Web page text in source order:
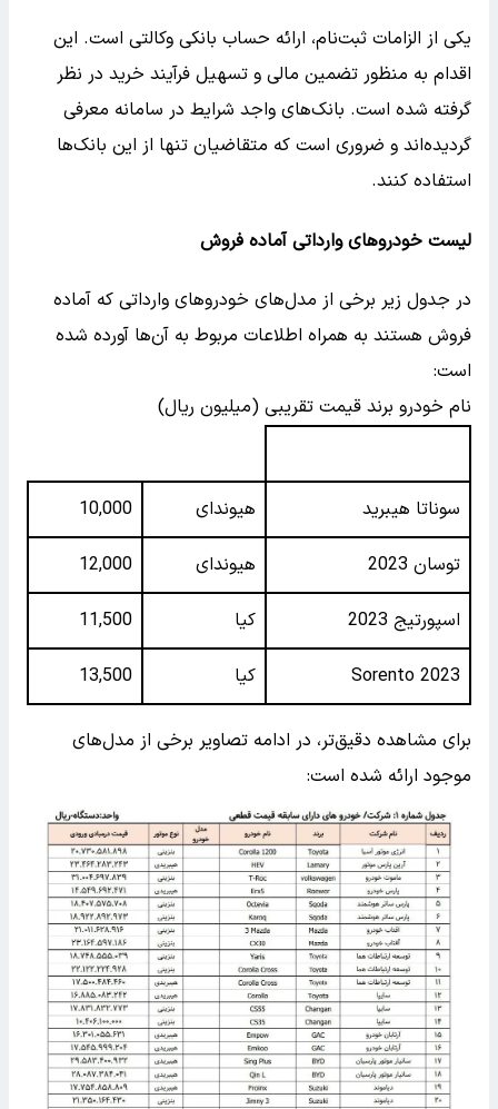
یکی از الزامات ثبت‌نام، ارائه حساب بانکی وکالتی است. این
اقدام به منظور تضمین مالی و تسهیل فرآیند خرید در نظر
گرفته شده است. بانک‌های واجد شرایط در سامانه معرفی
گردیده‌اند و ضروری است که متقاضیان تنها از این بانک‌ها
استفاده کنند.
لیست خودروهای وارداتی آماده فروش
در جدول زیر برخی از مدل‌های خودروهای وارداتی که آماده
فروش هستند به همراه اطلاعات مربوط به آن‌ها آورده شده
است:
نام خودرو برند قیمت تقریبی (میلیون ریال)
سوناتا هیبرید هیوندای 10,000
توسان 2023 هیوندای 12,000
اسپورتیج 2023 کیا 11,500
Sorento 2023 کیا 13,500
برای مشاهده دقیق‌تر، در ادامه تصاویر برخی از مدل‌های
موجود ارائه شده است: